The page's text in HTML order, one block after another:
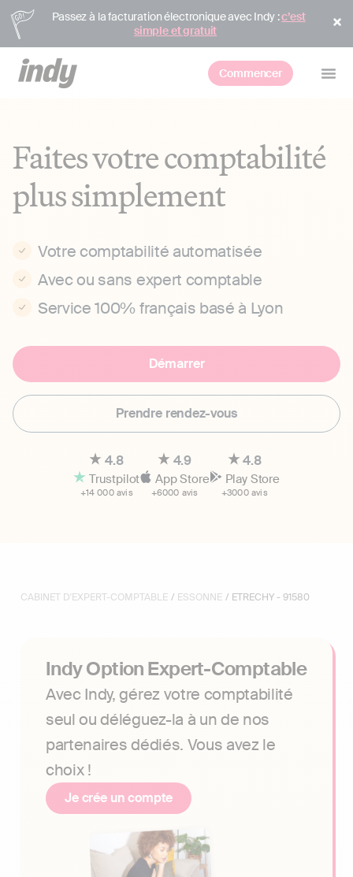
Passez à la facturation électronique avec Indy :c’est
simple et gratuit
Commencer
Faites votre comptabilité
plus simplement
Votre comptabilité automatisée
Avec ou sans expert comptable
Service 100% français basé à Lyon
Démarrer
Prendre rendez-vous
4.8
Trustpilot
+14 000 avis
4.9
App Store
+6000 avis
4.8
Play Store
+3000 avis
CABINET D'EXPERT-COMPTABLE / ESSONNE / ETRECHY - 91580
Indy Option Expert-Comptable
Avec Indy, gérez votre comptabilité
seul ou déléguez-la à un de nos
partenaires dédiés. Vous avez le
choix !
Je crée un compte